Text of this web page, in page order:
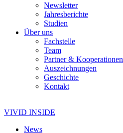
Newsletter
Jahresberichte
Studien
Über uns
Fachstelle
Team
Partner & Kooperationen
Auszeichnungen
Geschichte
Kontakt
VIVID INSIDE
News